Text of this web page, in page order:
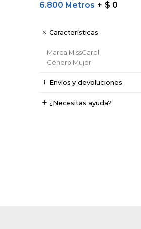
6.800 Metros $ 0
Características
Marca MissCarol
Género Mujer
Envíos y devoluciones
¿Necesitas ayuda?